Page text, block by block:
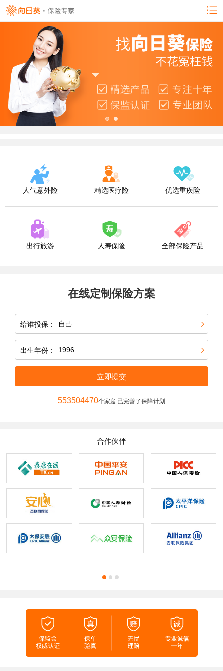
人气意外险 精选医疗险 优选重疾险
出行旅游 人寿保险 全部保险产品
在线定制保险方案
给谁投保：
出生年份：
立即提交
553504470个家庭 已完善了保障计划
合作伙伴